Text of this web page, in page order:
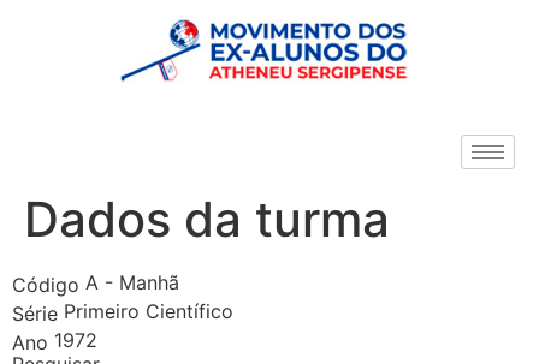
Dados da turma
Código A - Manhã
Série Primeiro Científico
Ano 1972